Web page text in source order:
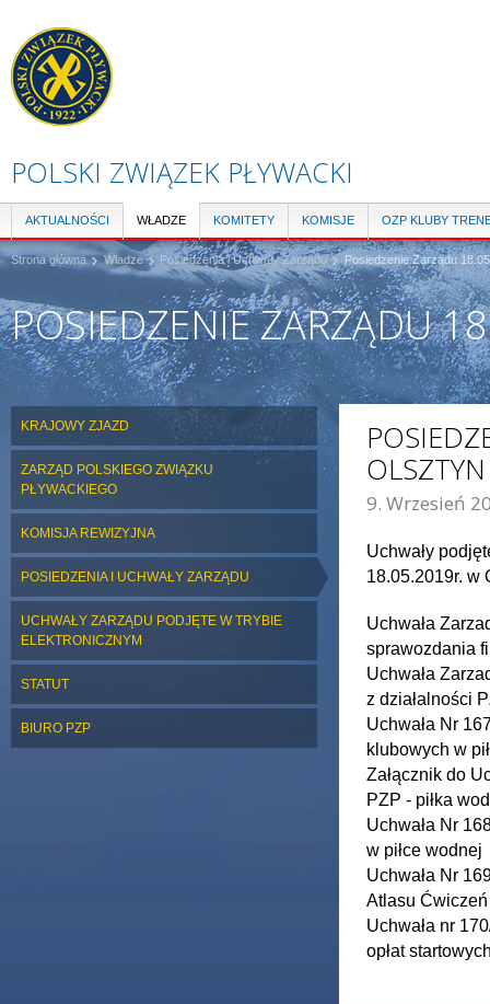
POLSKI ZWIĄZEK PŁYWACKI
AKTUALNOŚCI WŁADZE KOMITETY KOMISJE OZP KLUBY
Strona główna Władze Posiedzenia i Uchwały Zarządu Posiedzenie Zarządu
POSIEDZENIE ZARZĄDU
KRAJOWY ZJAZD
ZARZĄD POLSKIEGO ZWIĄZKU
PŁYWACKIEGO
KOMISJA REWIZYJNA
POSIEDZENIA I UCHWAŁY ZARZĄDU
UCHWAŁY ZARZĄDU PODJĘTE W TRYBIE
ELEKTRONICZNYM
STATUT
BIURO PZP
OLSZTYN
9. Wrzesień
Uchwały
18.05.2019r. w
Uchwała
sprawozdania
Uchwała
z działalności
Uchwała Nr
klubowych w
Załącznik do
PZP - piłka
Uchwała Nr
w piłce wodnej
Uchwała Nr
Atlasu Ćwiczeń
Uchwała nr
opłat